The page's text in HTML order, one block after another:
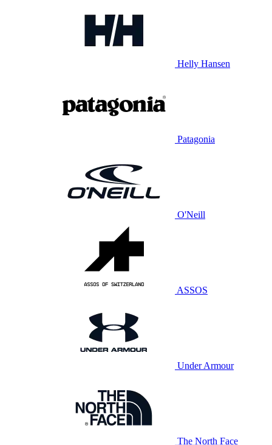
Helly Hansen
Patagonia
O'Neill
ASSOS
Under Armour
The North Face